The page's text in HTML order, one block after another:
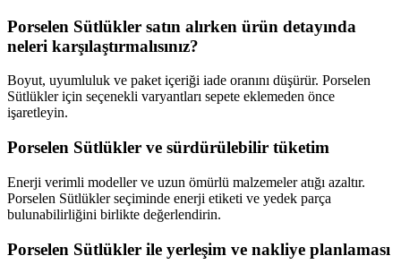
Porselen Sütlükler satın alırken ürün detayında
neleri karşılaştırmalısınız?
Boyut, uyumluluk ve paket içeriği iade oranını düşürür. Porselen
Sütlükler için seçenekli varyantları sepete eklemeden önce
işaretleyin.
Porselen Sütlükler ve sürdürülebilir tüketim
Enerji verimli modeller ve uzun ömürlü malzemeler atığı azaltır.
Porselen Sütlükler seçiminde enerji etiketi ve yedek parça
bulunabilirliğini birlikte değerlendirin.
Porselen Sütlükler ile yerleşim ve nakliye planlaması